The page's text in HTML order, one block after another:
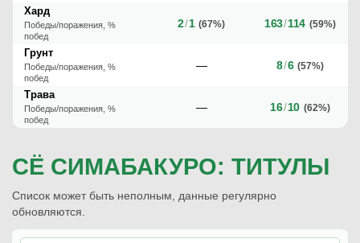
Хард
Победы/поражения, %
побед
2/1 (67%) 163/114 (59%)
Грунт
Победы/поражения, %
побед
— 8/6 (57%)
Трава
Победы/поражения, %
побед
— 16/10 (62%)
СЁ СИМАБАКУРО: ТИТУЛЫ
Список может быть неполным, данные регулярно
обновляются.